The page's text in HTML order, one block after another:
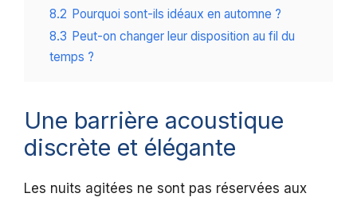
8.2 Pourquoi sont-ils idéaux en automne ?
8.3 Peut-on changer leur disposition au fil du
temps ?
Une barrière acoustique
discrète et élégante
Les nuits agitées ne sont pas réservées aux